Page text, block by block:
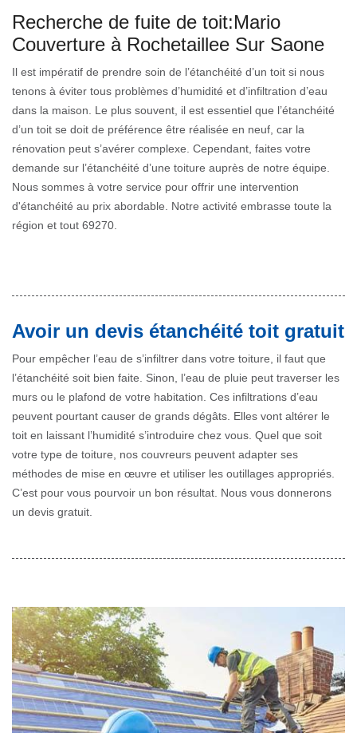
Recherche de fuite de toit:Mario
Couverture à Rochetaillee Sur Saone
Il est impératif de prendre soin de l’étanchéité d’un toit si nous
tenons à éviter tous problèmes d’humidité et d’infiltration d’eau
dans la maison. Le plus souvent, il est essentiel que l’étanchéité
d’un toit se doit de préférence être réalisée en neuf, car la
rénovation peut s’avérer complexe. Cependant, faites votre
demande sur l’étanchéité d’une toiture auprès de notre équipe.
Nous sommes à votre service pour offrir une intervention
d'étanchéité au prix abordable. Notre activité embrasse toute la
région et tout 69270.
Avoir un devis étanchéité toit gratuit
Pour empêcher l’eau de s’infiltrer dans votre toiture, il faut que
l’étanchéité soit bien faite. Sinon, l’eau de pluie peut traverser les
murs ou le plafond de votre habitation. Ces infiltrations d’eau
peuvent pourtant causer de grands dégâts. Elles vont altérer le
toit en laissant l’humidité s’introduire chez vous. Quel que soit
votre type de toiture, nos couvreurs peuvent adapter ses
méthodes de mise en œuvre et utiliser les outillages appropriés.
C’est pour vous pourvoir un bon résultat. Nous vous donnerons
un devis gratuit.